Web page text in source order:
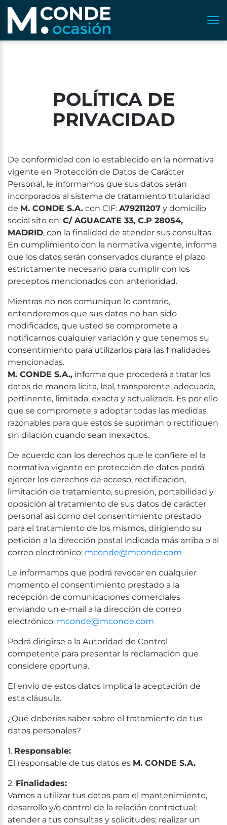
POLÍTICA DE
PRIVACIDAD
De conformidad con lo establecido en la normativa
vigente en Protección de Datos de Carácter
Personal, le informamos que sus datos serán
incorporados al sistema de tratamiento titularidad
de M. CONDE S.A. con CIF: A79211207 y domicilio
social sito en: C/ AGUACATE 33, C.P 28054,
MADRID, con la finalidad de atender sus consultas.
En cumplimiento con la normativa vigente, informa
que los datos serán conservados durante el plazo
estrictamente necesario para cumplir con los
preceptos mencionados con anterioridad.
Mientras no nos comunique lo contrario,
entenderemos que sus datos no han sido
modificados, que usted se compromete a
notificarnos cualquier variación y que tenemos su
consentimiento para utilizarlos para las finalidades
mencionadas.
M. CONDE S.A., informa que procederá a tratar los
datos de manera lícita, leal, transparente, adecuada,
pertinente, limitada, exacta y actualizada. Es por ello
que se compromete a adoptar todas las medidas
razonables para que estos se supriman o rectifiquen
sin dilación cuando sean inexactos.
De acuerdo con los derechos que le confiere el la
normativa vigente en protección de datos podrá
ejercer los derechos de acceso, rectificación,
limitación de tratamiento, supresión, portabilidad y
oposición al tratamiento de sus datos de carácter
personal así como del consentimiento prestado
para el tratamiento de los mismos, dirigiendo su
petición a la dirección postal indicada más arriba o al
correo electrónico: mconde@mconde.com
Le informamos que podrá revocar en cualquier
momento el consentimiento prestado a la
recepción de comunicaciones comerciales
enviando un e-mail a la dirección de correo
electrónico: mconde@mconde.com
Podrá dirigirse a la Autoridad de Control
competente para presentar la reclamación que
considere oportuna.
El envío de estos datos implica la aceptación de
esta cláusula.
¿Qué deberías saber sobre el tratamiento de tus
datos personales?
1. Responsable:
El responsable de tus datos es M. CONDE S.A.
2. Finalidades:
Vamos a utilizar tus datos para el mantenimiento,
desarrollo y/o control de la relación contractual;
atender a tus consultas y solicitudes; realizar un